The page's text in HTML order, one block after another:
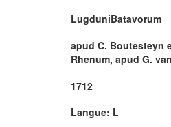
LugduniBatavorum
apud C. Boutesteyn
Rhenum, apud G.
1712
Langue: L